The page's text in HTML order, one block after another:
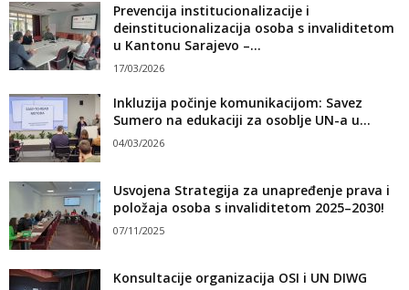
Prevencija institucionalizacije i
deinstitucionalizacija osoba s invaliditetom
u Kantonu Sarajevo –...
17/03/2026
Inkluzija počinje komunikacijom: Savez
Sumero na edukaciji za osoblje UN-a u...
04/03/2026
Usvojena Strategija za unapređenje prava i
položaja osoba s invaliditetom 2025–2030!
07/11/2025
Konsultacije organizacija OSI i UN DIWG